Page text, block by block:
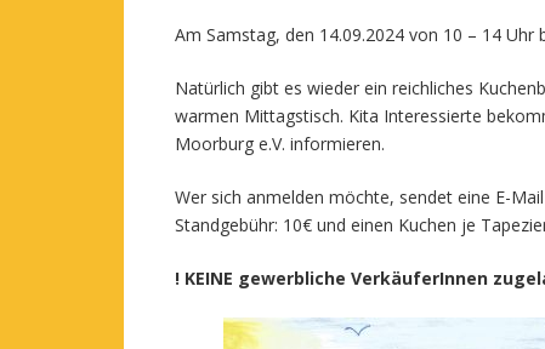
Am Samstag, den 14.09.2024 von 10 – 14
Natürlich gibt es wieder ein reichliches
warmen Mittagstisch. Kita Interessierte
Moorburg e.V. informieren.
Wer sich anmelden möchte, sendet eine E-
Standgebühr: 10€ und einen Kuchen je
! KEINE gewerbliche VerkäuferInnen